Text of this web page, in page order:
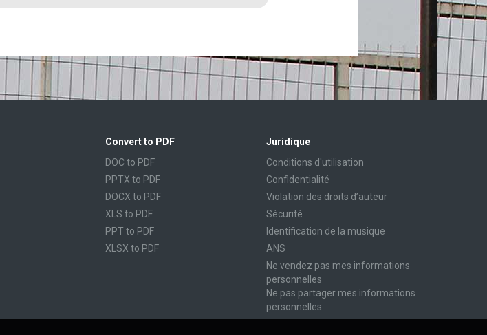
Convert to PDF
DOC to PDF
PPTX to PDF
DOCX to PDF
XLS to PDF
PPT to PDF
XLSX to PDF
RTF to PDF
Juridique
Conditions d'utilisation
Confidentialité
Violation des droits d’auteur
Sécurité
Identification de la musique
ANS
Ne vendez pas mes informations
personnelles
Ne pas partager mes informations
personnelles